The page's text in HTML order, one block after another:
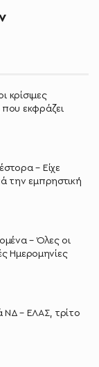
κρίσιμες
εκφράζει
– Είχε
την εμπρηστική
– Όλες οι
Ημερομηνίες
– ΕΛΑΣ, τρίτο